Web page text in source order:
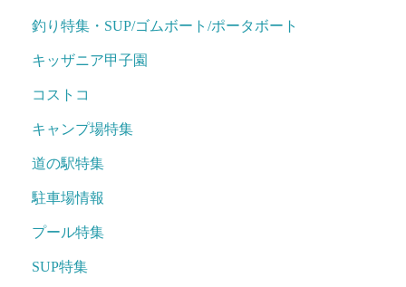
釣り特集・SUP/ゴムボート/ポータボート
キッザニア甲子園
コストコ
キャンプ場特集
道の駅特集
駐車場情報
プール特集
SUP特集